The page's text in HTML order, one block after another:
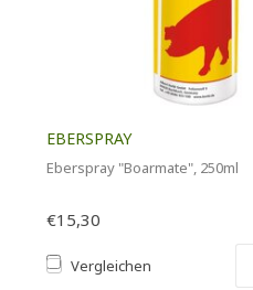
EBERSPRAY
Eberspray "Boarmate", 250ml
€15,30
Vergleichen